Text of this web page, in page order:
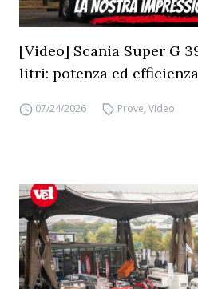
[Video] Scania Super G
litri: potenza ed
07/24/2026 Prove,Video